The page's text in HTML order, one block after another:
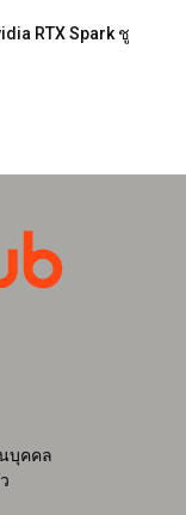
RTX Spark ชู
บุคคล